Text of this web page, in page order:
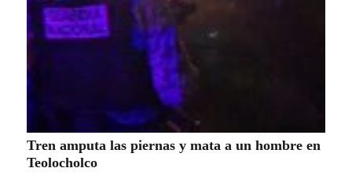
Tren amputa las piernas y mata a un hombre en
Teolocholco